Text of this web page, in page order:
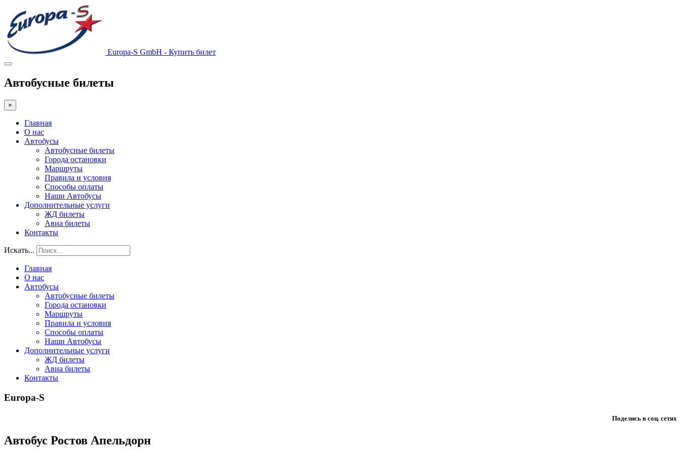
Europa-S GmbH - Купить билет
Автобусные билеты
×
Главная
О нас
Автобусы
Автобусные билеты
Города остановки
Маршруты
Правила и условия
Способы оплаты
Наши Автобусы
Дополнительные услуги
ЖД билеты
Авиа билеты
Контакты
Искать...
Главная
О нас
Автобусы
Автобусные билеты
Города остановки
Маршруты
Правила и условия
Способы оплаты
Наши Автобусы
Дополнительные услуги
ЖД билеты
Авиа билеты
Контакты
Europa-S
Поделись в соц. сетях
Автобус Ростов Апельдорн